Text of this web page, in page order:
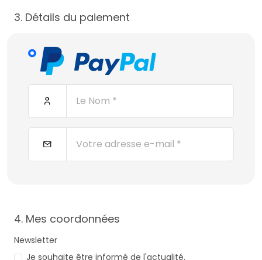
3. Détails du paiement
4. Mes coordonnées
Newsletter
Je souhaite être informé de l'actualité.